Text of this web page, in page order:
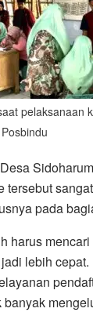
pelaksanaan
Posbindu
tersebut
pada
harus
lebih